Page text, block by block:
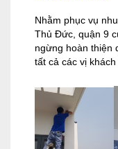
Nhằm phục vụ
Thủ Đức, quận 9
ngừng hoàn thiện
tất cả các vị khách